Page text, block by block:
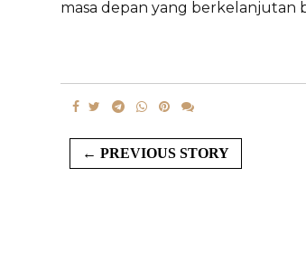
masa depan yang berkelanjutan
← PREVIOUS STORY